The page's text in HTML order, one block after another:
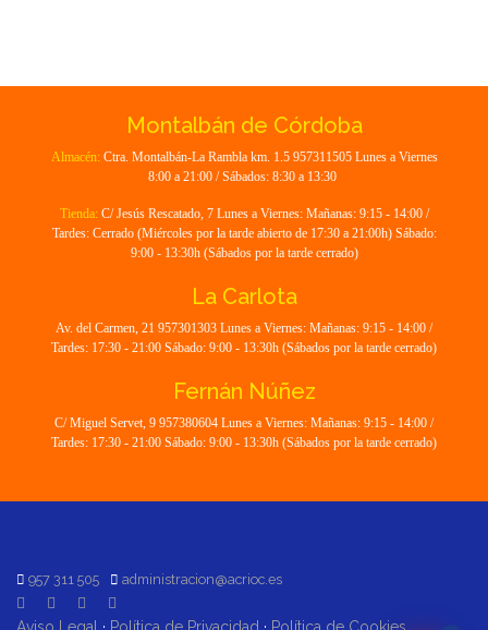
Montalbán de Córdoba
Almacén: Ctra. Montalbán-La Rambla km. 1.5 957311505 Lunes a Viernes
8:00 a 21:00 / Sábados: 8:30 a 13:30
Tienda: C/ Jesús Rescatado, 7 Lunes a Viernes: Mañanas: 9:15 - 14:00 /
Tardes: Cerrado (Miércoles por la tarde abierto de 17:30 a 21:00h) Sábado:
9:00 - 13:30h (Sábados por la tarde cerrado)
La Carlota
Av. del Carmen, 21 957301303 Lunes a Viernes: Mañanas: 9:15 - 14:00 /
Tardes: 17:30 - 21:00 Sábado: 9:00 - 13:30h (Sábados por la tarde cerrado)
Fernán Núñez
C/ Miguel Servet, 9 957380604 Lunes a Viernes: Mañanas: 9:15 - 14:00 /
Tardes: 17:30 - 21:00 Sábado: 9:00 - 13:30h (Sábados por la tarde cerrado)
957 311 505 administracion@acrioc.es